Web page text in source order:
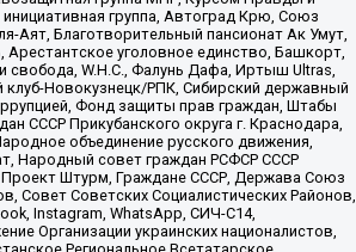
группа, Автоград Крю, Союз
Аят, Благотворительный пансионат Ак Умут,
Арестантское уголовное единство, Башкорт,
свобода, W.H.С., Фалунь Дафа, Иртыш Ultras,
клуб-Новокузнецк/РПК, Сибирский державный
Фонд защиты прав граждан, Штабы
СССР Прикубанского округа г. Краснодара,
объединение русского движения,
Народный совет граждан РСФСР СССР
Проект Штурм, Граждане СССР, Держава Союз
Совет Советских Социалистических Районов,
Instagram, WhatsApp, СИЧ-С14,
Организации украинских националистов,
Региональное Всетатарское